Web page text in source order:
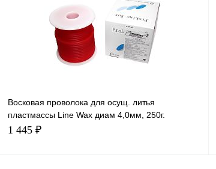
Восковая проволока для осущ. литья
пластмассы Line Wax диам 4,0мм, 250г.
YAMAHACHI (Япония)
1 445 ₽